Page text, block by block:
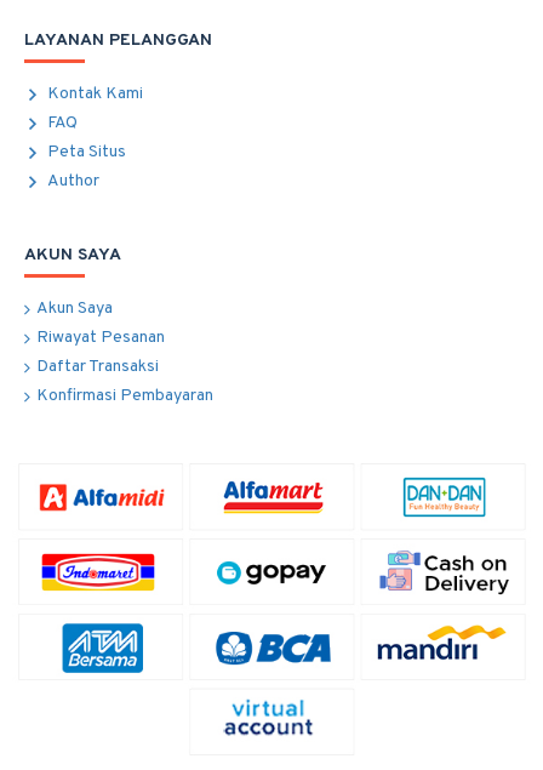
LAYANAN PELANGGAN
Kontak Kami
FAQ
Peta Situs
Author
AKUN SAYA
Akun Saya
Riwayat Pesanan
Daftar Transaksi
Konfirmasi Pembayaran